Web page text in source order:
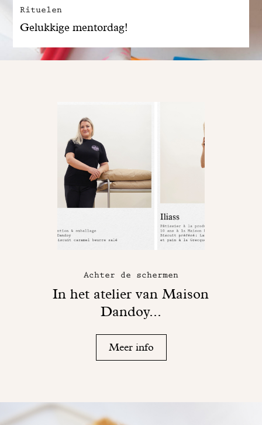
Rituelen
Gelukkige mentordag!
Achter de schermen
In het atelier van Maison
Dandoy...
Meer info